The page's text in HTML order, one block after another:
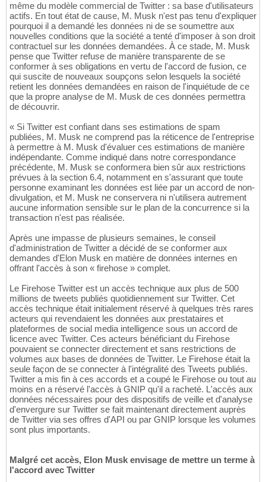
même du modèle commercial de Twitter : sa base d'utilisateurs
actifs. En tout état de cause, M. Musk n'est pas tenu d'expliquer
pourquoi il a demandé les données ni de se soumettre aux
nouvelles conditions que la société a tenté d'imposer à son droit
contractuel sur les données demandées. À ce stade, M. Musk
pense que Twitter refuse de manière transparente de se
conformer à ses obligations en vertu de l'accord de fusion, ce
qui suscite de nouveaux soupçons selon lesquels la société
retient les données demandées en raison de l'inquiétude de ce
que la propre analyse de M. Musk de ces données permettra
de découvrir.
« Si Twitter est confiant dans ses estimations de spam
publiées, M. Musk ne comprend pas la réticence de l'entreprise
à permettre à M. Musk d'évaluer ces estimations de manière
indépendante. Comme indiqué dans notre correspondance
précédente, M. Musk se conformera bien sûr aux restrictions
prévues à la section 6.4, notamment en s'assurant que toute
personne examinant les données est liée par un accord de non-
divulgation, et M. Musk ne conservera ni n'utilisera autrement
aucune information sensible sur le plan de la concurrence si la
transaction n'est pas réalisée.
Après une impasse de plusieurs semaines, le conseil
d'administration de Twitter a décidé de se conformer aux
demandes d'Elon Musk en matière de données internes en
offrant l'accès à son « firehose » complet.
Le Firehose Twitter est un accès technique aux plus de 500
millions de tweets publiés quotidiennement sur Twitter. Cet
accès technique était initialement réservé à quelques très rares
acteurs qui revendaient les données aux prestataires et
plateformes de social media intelligence sous un accord de
licence avec Twitter. Ces acteurs bénéficiant du Firehose
pouvaient se connecter directement et sans restrictions de
volumes aux bases de données de Twitter. Le Firehose était la
seule façon de se connecter à l'intégralité des Tweets publiés.
Twitter a mis fin à ces accords et a coupé le Firehose ou tout au
moins en a réservé l'accès à GNIP qu'il a racheté. L'accès aux
données nécessaires pour des dispositifs de veille et d'analyse
d'envergure sur Twitter se fait maintenant directement auprès
de Twitter via ses offres d'API ou par GNIP lorsque les volumes
sont plus importants.
Malgré cet accès, Elon Musk envisage de mettre un terme à
l'accord avec Twitter